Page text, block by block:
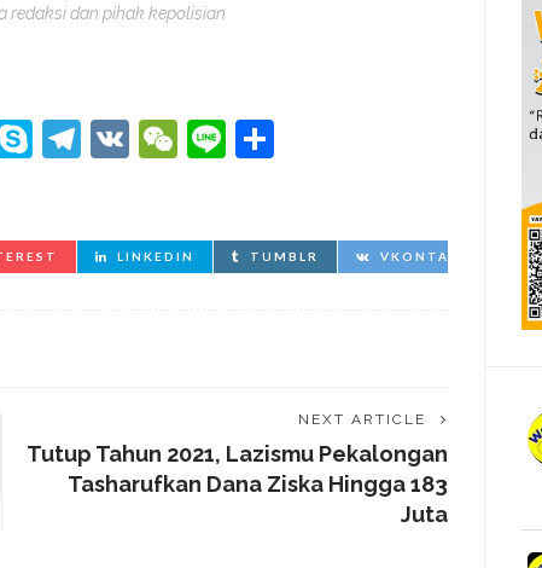
redaksi dan pihak kepolisian
Skype
Telegram
VK WeChat
Line
LINKEDIN TUMBLR VKONTAKTE
NEXT ARTICLE
Tutup Tahun 2021, Lazismu Pekalongan
Tasharufkan Dana Ziska Hingga 183
Juta